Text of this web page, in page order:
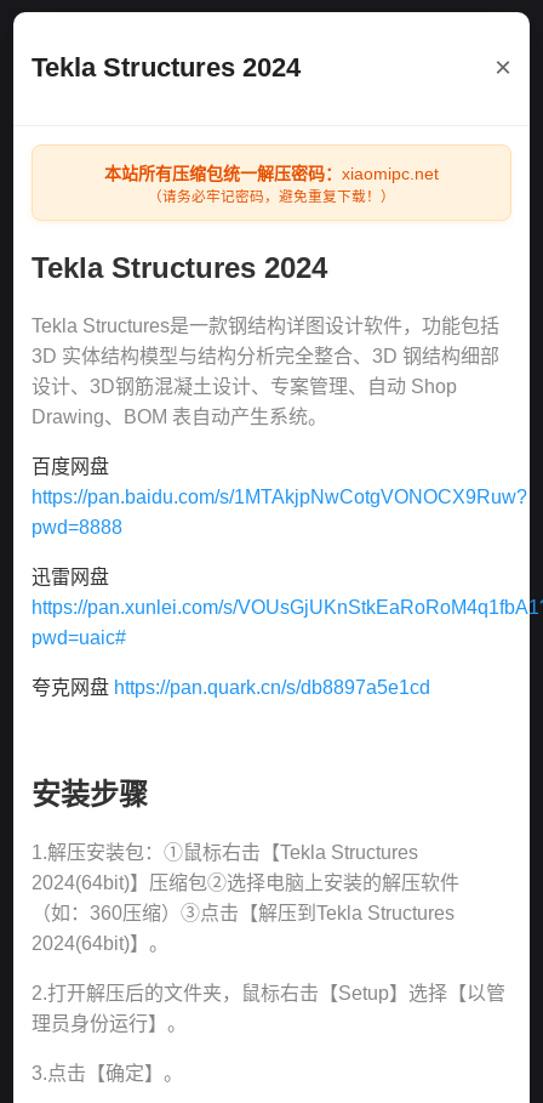
Tekla Structures 2024 ×
本站所有压缩包统一解压密码： xiaomipc.net
（请务必牢记密码，避免重复下载！）
Tekla Structures 2024
Tekla Structures是一款钢结构详图设计软件，功能包括
3D 实体结构模型与结构分析完全整合、3D 钢结构细部
设计、3D钢筋混凝土设计、专案管理、自动 Shop
Drawing、BOM 表自动产生系统。
百度网盘
https://pan.baidu.com/s/1MTAkjpNwCotgVONOCX9Ruw?
pwd=8888
迅雷网盘
https://pan.xunlei.com/s/
pwd=uaic#
夸克网盘 https://pan.quark.cn/s/db8897a5e1cd
安装步骤
1.解压安装包：①鼠标右击【Tekla Structures
2024(64bit)】压缩包②选择电脑上安装的解压软件
（如：360压缩）③点击【解压到Tekla Structures
2024(64bit)】。
2.打开解压后的文件夹，鼠标右击【Setup】选择【以管
理员身份运行】。
3.点击【确定】。